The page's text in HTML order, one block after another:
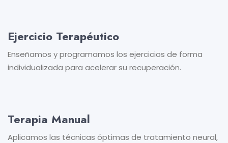
Ejercicio Terapéutico
Enseñamos y programamos los ejercicios de forma
individualizada para acelerar su recuperación.
Terapia Manual
Aplicamos las técnicas óptimas de tratamiento neural,